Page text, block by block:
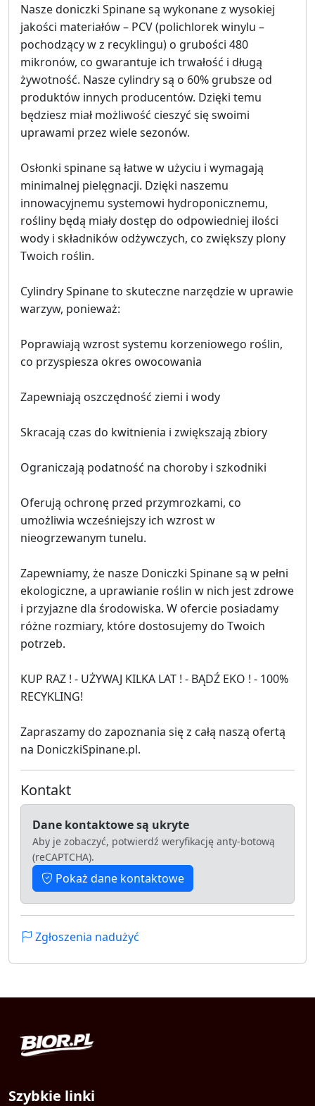
Nasze doniczki Spinane są wykonane z wysokiej
jakości materiałów – PCV (polichlorek winylu –
pochodzący w z recyklingu) o grubości 480
mikronów, co gwarantuje ich trwałość i długą
żywotność. Nasze cylindry są o 60% grubsze od
produktów innych producentów. Dzięki temu
będziesz miał możliwość cieszyć się swoimi
uprawami przez wiele sezonów.
Osłonki spinane są łatwe w użyciu i wymagają
minimalnej pielęgnacji. Dzięki naszemu
innowacyjnemu systemowi hydroponicznemu,
rośliny będą miały dostęp do odpowiedniej ilości
wody i składników odżywczych, co zwiększy plony
Twoich roślin.
Cylindry Spinane to skuteczne narzędzie w uprawie
warzyw, ponieważ:
Poprawiają wzrost systemu korzeniowego roślin,
co przyspiesza okres owocowania
Zapewniają oszczędność ziemi i wody
Skracają czas do kwitnienia i zwiększają zbiory
Ograniczają podatność na choroby i szkodniki
Oferują ochronę przed przymrozkami, co
umożliwia wcześniejszy ich wzrost w
nieogrzewanym tunelu.
Zapewniamy, że nasze Doniczki Spinane są w pełni
ekologiczne, a uprawianie roślin w nich jest zdrowe
i przyjazne dla środowiska. W ofercie posiadamy
różne rozmiary, które dostosujemy do Twoich
potrzeb.
KUP RAZ ! - UŻYWAJ KILKA LAT ! - BĄDŹ EKO ! - 100%
RECYKLING!
Zapraszamy do zapoznania się z całą naszą ofertą
na DoniczkiSpinane.pl.
Kontakt
Dane kontaktowe są ukryte
Aby je zobaczyć, potwierdź weryfikację anty-botową
(reCAPTCHA).
Pokaż dane kontaktowe
Zgłoszenia nadużyć
Szybkie linki